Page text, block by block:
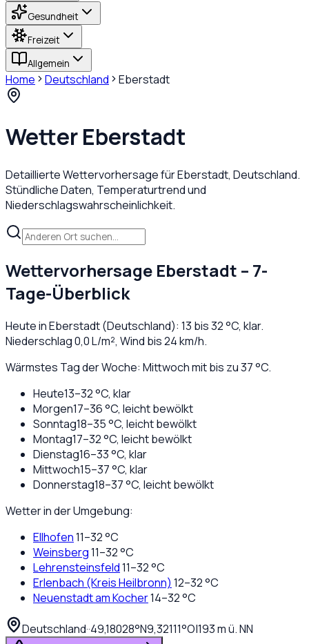
Gesundheit
Freizeit
Allgemein
Home Deutschland Eberstadt
WetterEberstadt
Detaillierte Wettervorhersage fürEberstadt, Deutschland.
Stündliche Daten, Temperaturtrend und
Niederschlagswahrscheinlichkeit.
Wettervorhersage Eberstadt – 7-
Tage-Überblick
Heute inEberstadt(Deutschland): 13 bis32°C, klar.
Niederschlag0,0L/m², Wind bis24km/h.
Wärmstes Tag der Woche: Mittwoch mit bis zu 37 °C.
Heute13–32°C, klar
Morgen17–36°C, leicht bewölkt
Sonntag18–35°C, leicht bewölkt
Montag17–32°C, leicht bewölkt
Dienstag16–33°C, klar
Mittwoch15–37°C, klar
Donnerstag18–37°C, leicht bewölkt
Wetter in der Umgebung:
Ellhofen11–32°C
Weinsberg11–32°C
Lehrensteinsfeld11–32°C
Erlenbach (Kreis Heilbronn) 12–32°C
Neuenstadt am Kocher14–32°C
Deutschland··49,18028°N9,32111°O|193m ü. NN